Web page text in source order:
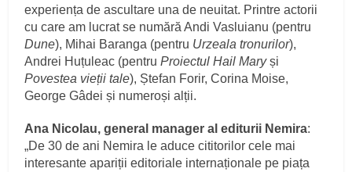
experiența de ascultare una de neuitat. Printre actorii
cu care am lucrat se numără Andi Vasluianu (pentru
Dune), Mihai Baranga (pentru Urzeala tronurilor),
Andrei Huțuleac (pentruProiectul Hail Maryși
Povestea vieții tale), Ștefan Forir, Corina Moise,
George Gâdei și numeroși alții.
Ana Nicolau, general manager al editurii Nemira:
„De 30 de ani Nemira le aduce cititorilor cele mai
interesante apariții editoriale internaționale pe piața